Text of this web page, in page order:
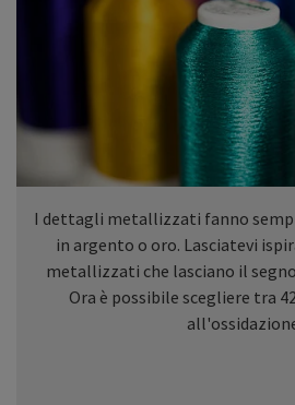
I dettagli metallizzati fanno
in argento o oro. Lasciatevi
metallizzati che lasciano il
Ora è possibile scegliere tra